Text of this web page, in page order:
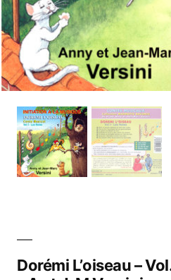
Dorémi L’oiseau –